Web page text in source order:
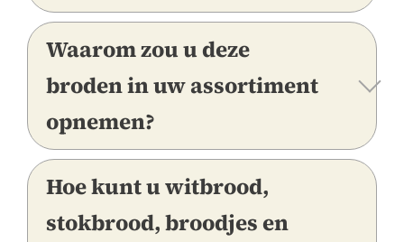
Waarom zou u deze
broden in uw assortiment
opnemen?
Hoe kunt u witbrood,
stokbrood, broodjes en